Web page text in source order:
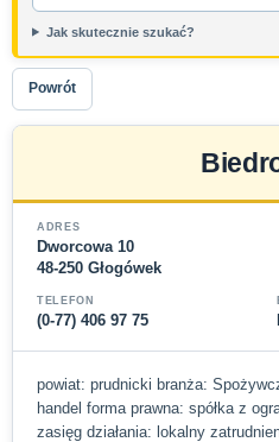
Jak skutecznie szukać?
Powrót
ADRES
Dworcowa 10
48-250 Głogówek
TELEFON
(0-77) 406 97 75
powiat: prudnicki branża:
handel forma prawna: spółka z
zasięg działania: lokalny